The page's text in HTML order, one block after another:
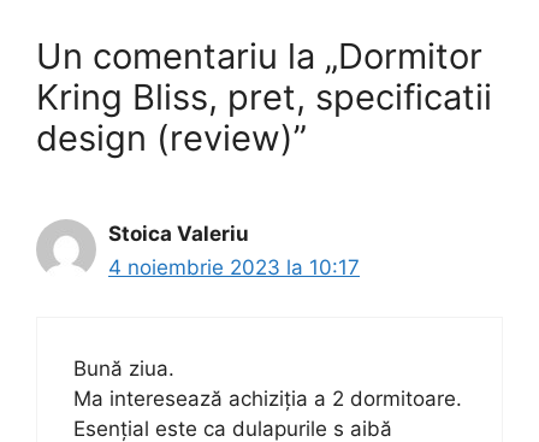
Un comentariu la „Dormitor
Kring Bliss, pret, specificatii
design (review)”
Stoica Valeriu
4 noiembrie 2023 la 10:17
Bună ziua.
Ma interesează achiziția a 2 dormitoare.
Esențial este ca dulapurile s aibă